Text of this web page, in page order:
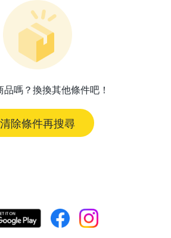
嗎？換換其他條件吧！
清除條件再搜尋